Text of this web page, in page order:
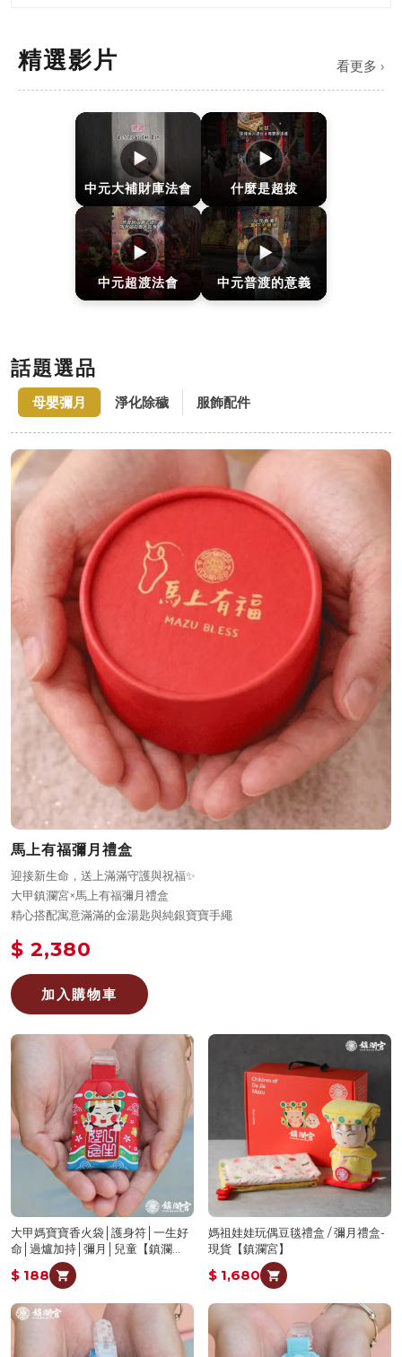
精選影片 看更多 ›
▶
中元大補財庫法會
▶
什麼是超拔
▶
中元超渡法會
▶
中元普渡的意義
話題選品
母嬰彌月 淨化除穢 服飾配件
馬上有福彌月禮盒
迎接新生命，送上滿滿守護與祝福✨
大甲鎮瀾宮×馬上有福彌月禮盒
精心搭配寓意滿滿的金湯匙與純銀寶寶手繩
$ 2,380
加入購物車
大甲媽寶寶香火袋│護身符│一生好
命│過爐加持│彌月│兒童【鎮瀾
$ 188
媽祖娃娃玩偶豆毯禮盒 / 彌月禮盒-
現貨【鎮瀾宮】
$ 1,680